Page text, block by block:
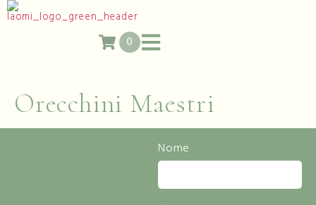
0
Orecchini Maestri
Nome